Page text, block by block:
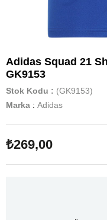
Adidas Squad 21
GK9153
Stok Kodu
(GK9153)
Marka : Adidas
₺269,00